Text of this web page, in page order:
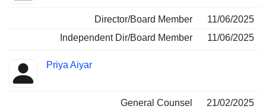
Director/Board Member
11/06/2025
Independent Dir/Board Member
11/06/2025
Priya Aiyar
General Counsel
21/02/2025